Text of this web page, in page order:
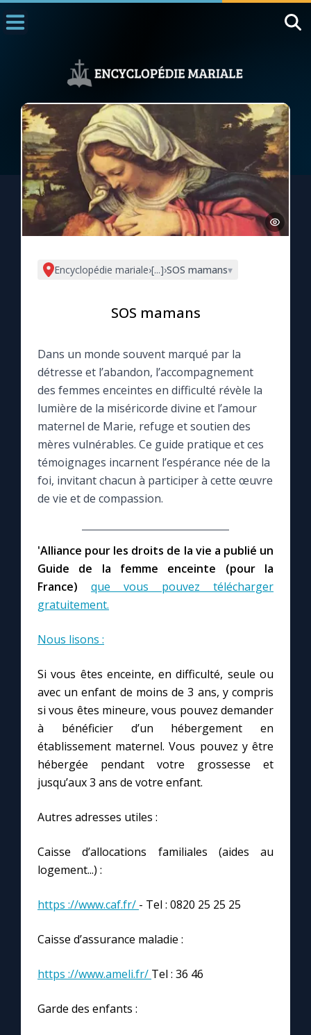
1000 Raisons de Croire
L'actualité de la semaine
La chaîne Youtube
La newsletter
La vidéo de la semaine
Le magazine
Le site internet
Questions-réponses
L'Évangile chaque jour
Me consacrer à Jésus par Marie
Mes intentions de prière
Une Minute avec Marie
Une neuvaine
À la une
1000 Raisons de Croire
Chapelet pour le monde
Contact
Faire un don
Encyclopédie mariale›[...]›SOS mamans▾
SOS mamans
Dans un monde souvent marqué par la
détresse et l’abandon, l’accompagnement
des femmes enceintes en difficulté révèle la
lumière de la miséricorde divine et l’amour
maternel de Marie, refuge et soutien des
mères vulnérables. Ce guide pratique et ces
témoignages incarnent l’espérance née de la
foi, invitant chacun à participer à cette œuvre
de vie et de compassion.
'Alliance pour les droits de la vie a publié un
Guide de la femme enceinte (pour la
France)
que vous pouvez télécharger
gratuitement.
Nous lisons :
Si vous êtes enceinte, en difficulté, seule ou
avec un enfant de moins de 3 ans, y compris
si vous êtes mineure, vous pouvez demander
à bénéficier d’un hébergement en
établissement maternel. Vous pouvez y être
hébergée pendant votre grossesse et
jusqu’aux 3 ans de votre enfant.
Autres adresses utiles :
Caisse d’allocations familiales (aides au
logement...) :
https ://www.caf.fr/ - Tel : 0820 25 25 25
Caisse d’assurance maladie :
https ://www.ameli.fr/ Tel : 36 46
Garde des enfants :